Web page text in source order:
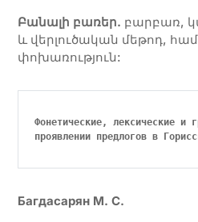
Բանալի բառեր. բարբառ,
և վերլուծական մեթոդ,
փոխառություն:
Фонетические, лексические и
проявлении предлогов в
Багдасарян М. С.